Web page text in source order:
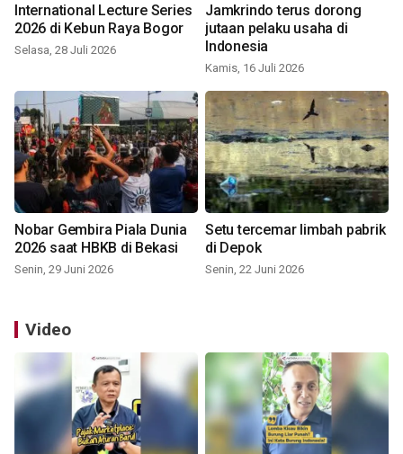
International Lecture Series
2026 di Kebun Raya Bogor
Selasa, 28 Juli 2026
Jamkrindo terus dorong
jutaan pelaku usaha di
Indonesia
Kamis, 16 Juli 2026
Nobar Gembira Piala Dunia
2026 saat HBKB di Bekasi
Senin, 29 Juni 2026
Setu tercemar limbah pabrik
di Depok
Senin, 22 Juni 2026
Video